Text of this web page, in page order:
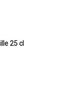
25 cl